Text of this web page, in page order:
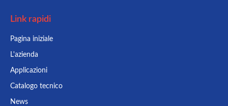
Link rapidi
Pagina iniziale
L'azienda
Applicazioni
Catalogo tecnico
News